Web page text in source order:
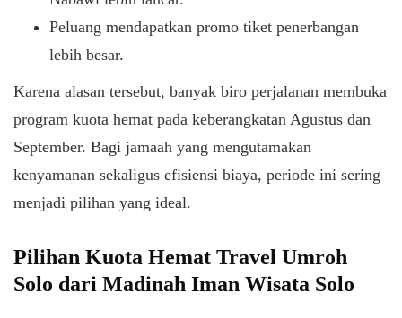
Peluang mendapatkan promo tiket penerbangan
lebih besar.
Karena alasan tersebut, banyak biro perjalanan membuka
program kuota hemat pada keberangkatan Agustus dan
September. Bagi jamaah yang mengutamakan
kenyamanan sekaligus efisiensi biaya, periode ini sering
menjadi pilihan yang ideal.
Pilihan Kuota Hemat Travel Umroh
Solo dari Madinah Iman Wisata Solo